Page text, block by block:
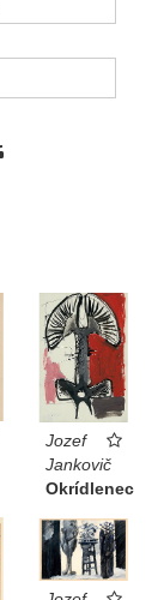
Jozef
Jankovič
Okrídlenec